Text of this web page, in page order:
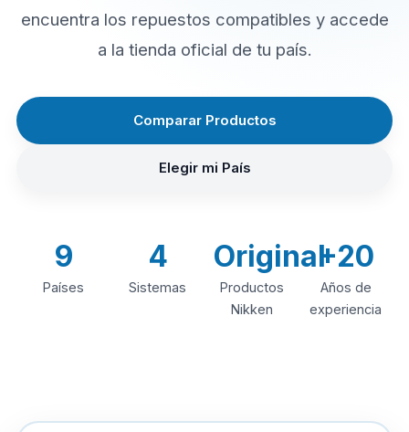
encuentra los repuestos compatibles y accede
a la tienda oficial de tu país.
Comparar Productos
Elegir mi País
9
Países
4
Sistemas
Original
Productos
Nikken
+20
Años de
experiencia